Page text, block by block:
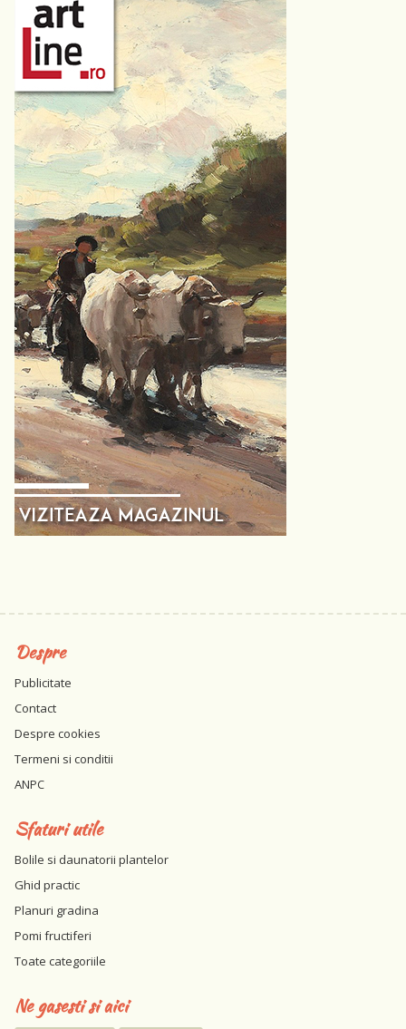
Despre
Publicitate
Contact
Despre cookies
Termeni si conditii
ANPC
Sfaturi utile
Bolile si daunatorii plantelor
Ghid practic
Planuri gradina
Pomi fructiferi
Toate categoriile
Ne gasesti si aici